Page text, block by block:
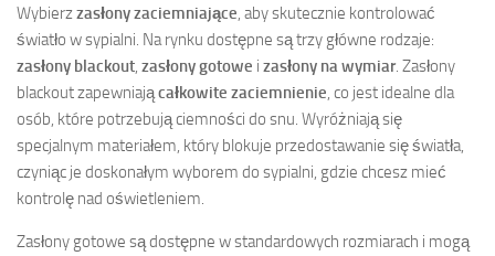
Wybierzzasłony zaciemniające, aby skutecznie kontrolować
światło w sypialni. Na rynku dostępne są trzy główne rodzaje:
zasłony blackout, zasłony gotowe i zasłony na wymiar. Zasłony
blackout zapewniającałkowite zaciemnienie, co jest idealne dla
osób, które potrzebują ciemności do snu. Wyróżniają się
specjalnym materiałem, który blokuje przedostawanie się światła,
czyniąc je doskonałym wyborem do sypialni, gdzie chcesz mieć
kontrolę nad oświetleniem.
Zasłony gotowe są dostępne w standardowych rozmiarach i mogą